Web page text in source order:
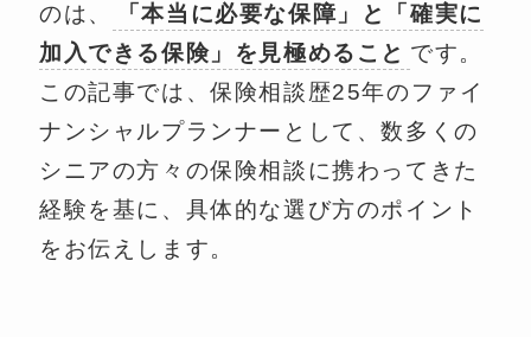
のは、
「本当に必要な保障」と「確実に
加入できる保険」を見極めること です。
この記事では、保険相談歴25年のファイ
ナンシャルプランナーとして、数多くの
シニアの方々の保険相談に携わってきた
経験を基に、具体的な選び方のポイント
をお伝えします。